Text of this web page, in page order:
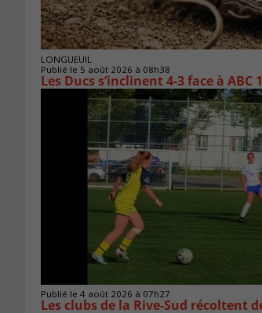
LONGUEUIL
Publié le 5 août 2026 à 08h38
Les Ducs s’inclinent 4‑3 face à
Publié le 4 août 2026 à 07h27
Les clubs de la Rive-Sud récoltent